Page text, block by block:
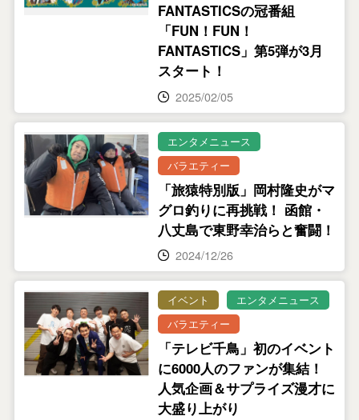
FANTASTICSの冠番組
「FUN！FUN！
FANTASTICS」第5弾が3月
スタート！
2025/02/05
エンタメニュース
バラエティー
「旅猿特別版」岡村隆史がマ
グロ釣りに再挑戦！ 函館・
八丈島で東野幸治らと奮闘！
2024/12/26
イベント
エンタメニュース
バラエティー
「テレビ千鳥」初のイベント
に6000人のファンが集結！
人気企画＆サプライズ漫才に
大盛り上がり